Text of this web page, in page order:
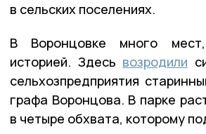
в сельских поселениях.
В Воронцовке много
историей. Здесь возродили
сельхозпредприятия
графа Воронцова. В парке
в четыре обхвата, которому